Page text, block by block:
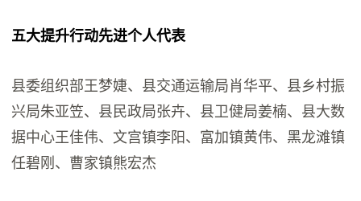
五大提升行动先进个人代表
县委组织部王梦婕、县交通运输局肖华平、县乡村振
兴局朱亚笠、县民政局张卉、县卫健局姜楠、县大数
据中心王佳伟、文宫镇李阳、富加镇黄伟、黑龙滩镇
任碧刚、曹家镇熊宏杰